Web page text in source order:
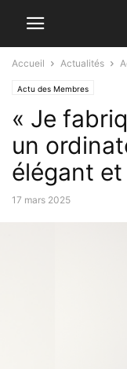
Accueil Actualités
Actu des Membres
« Je
un
élégant et
17 mars 2025